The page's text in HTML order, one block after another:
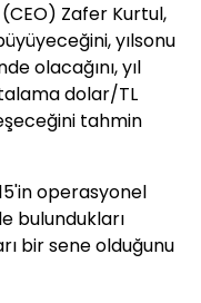
Zafer Kurtul,
yılsonu
olacağını, yıl
dolar/TL
tahmin
operasyonel
bulundukları
bir sene olduğunu